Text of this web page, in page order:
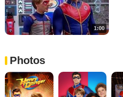
1:00
Photos